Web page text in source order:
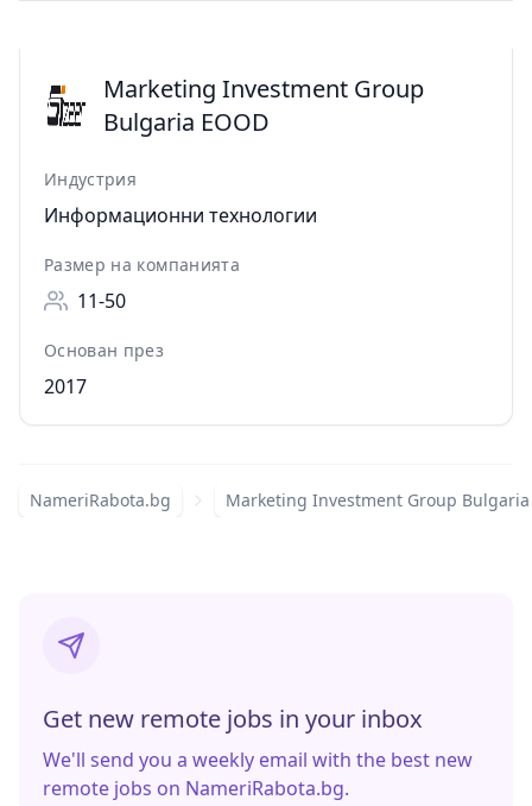
Marketing Investment Group
Bulgaria EOOD
Индустрия
Информационни технологии
Размер на компанията
11-50
Основан през
2017
NameriRabota.bg Marketing Investment Group Bulgaria
Get new remote jobs in your inbox
We'll send you a weekly email with the best new
remote jobs on NameriRabota.bg.